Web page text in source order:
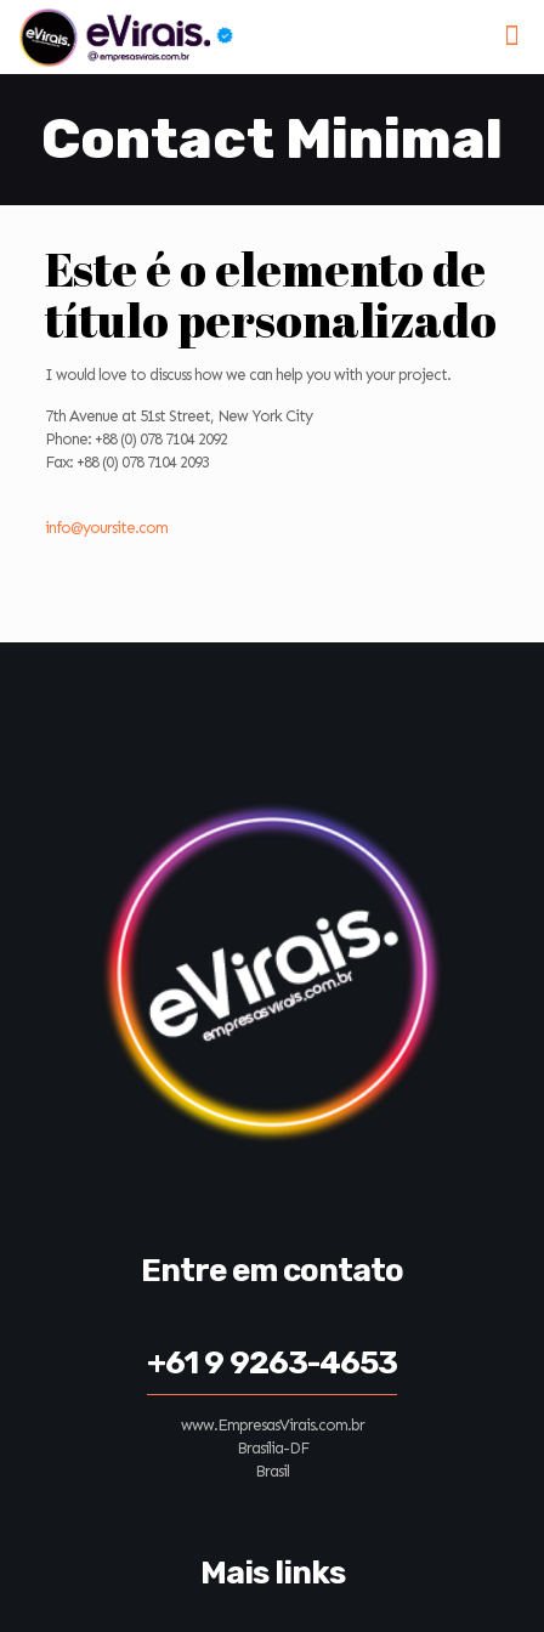
Contact Minimal
Este é o elemento de
título personalizado
I would love to discuss how we can help you with your project.
7th Avenue at 51st Street, New York City
Phone: +88 (0) 078 7104 2092
Fax: +88 (0) 078 7104 2093
info@yoursite.com
Entre em contato
+61 9 9263-4653
www.EmpresasVirais.com.br
Brasília-DF
Brasil
Mais links